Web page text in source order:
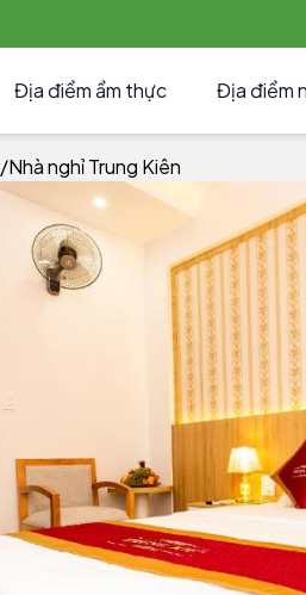
Địa điểm ẩm thực Địa điểm
/Nhà nghỉ Trung Kiên